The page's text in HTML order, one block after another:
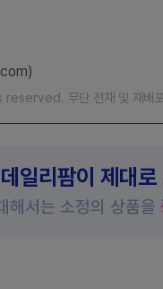
무단 전재 및 재배
일리팜이 제대
해서는 소정의 상품을